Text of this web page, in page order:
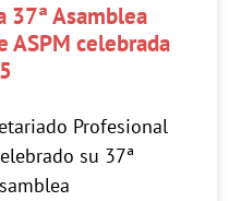
37ª Asamblea
ASPM celebrada
Profesional
su 37ª